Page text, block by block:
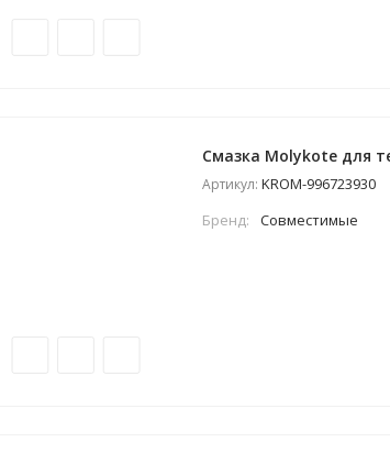
Смазка Molykote для
Артикул: KROM-996723930
Бренд:
Совместимые